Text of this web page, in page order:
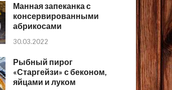
Манная запеканка с
консервированными
абрикосами
30.03.2022
Рыбный пирог
«Старгейзи» с беконом,
яйцами и луком